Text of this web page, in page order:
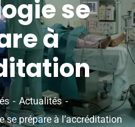
se
à
Actualités
se prépare à l’accréditation